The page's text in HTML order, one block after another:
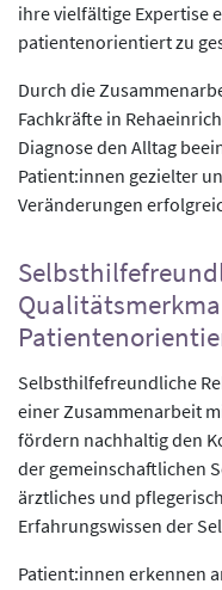
ihre vielfältige Expertise
patientenorientiert zu
Durch die
Fachkräfte in
Diagnose den Alltag
Patient:innen gezielter
Veränderungen
Selbsthilfefreundliche
einer Zusammenarbeit
fördern nachhaltig den
der gemeinschaftlichen
ärztliches und
Erfahrungswissen der
Patient:innen erkennen